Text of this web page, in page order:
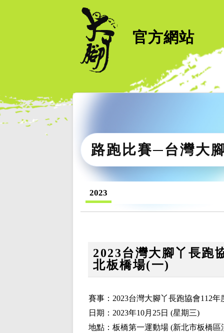
官方網站
路跑比賽─台灣大
2023
2023台灣大腳丫長跑
北板橋場(一)
賽事：2023台灣大腳丫長跑協會112
日期：2023年10月25日 (星期三)
地點：板橋第一運動場 (新北市板橋